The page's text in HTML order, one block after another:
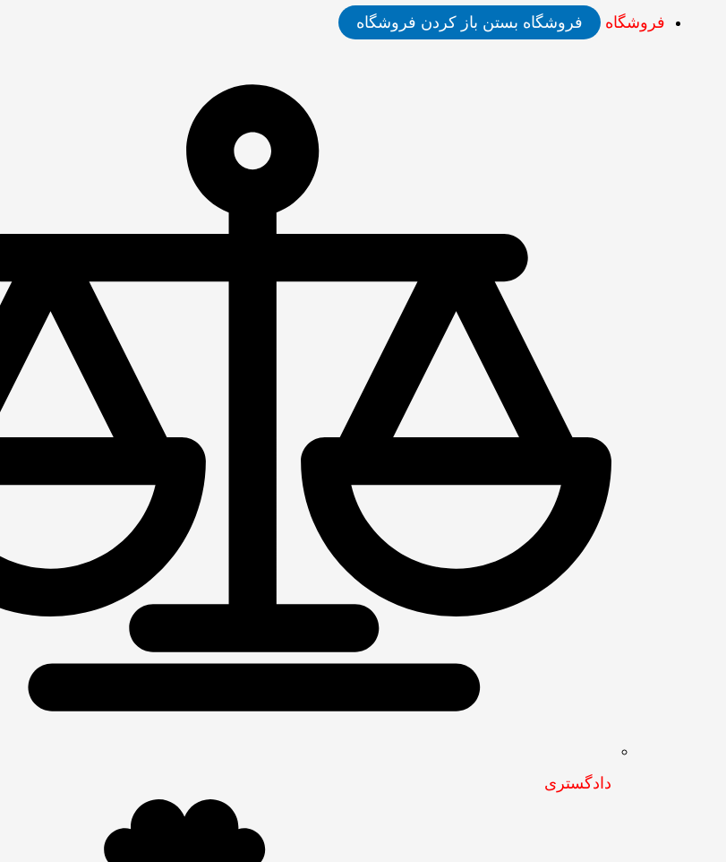
فروشگاه فروشگاه بستن باز کردن فروشگاه
دادگستری